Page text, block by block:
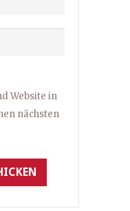
Website in
nächsten